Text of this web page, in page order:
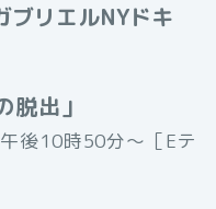
リエルNYドキ
出」
後10時50分〜［Eテ